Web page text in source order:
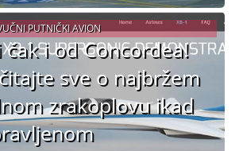
čak i od Concordea!
sve o najbržem
zrakoplovu ikad
PUTNIČKI AVION